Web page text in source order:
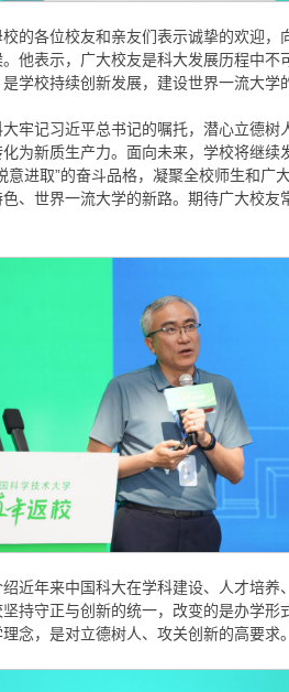
的各位校友和亲友们表示诚挚的欢迎，
他表示，广大校友是科大发展历程中不
学校持续创新发展，建设世界一流大学
牢记习近平总书记的嘱托，潜心立德树
为新质生产力。面向未来，学校将继续
意进取”的奋斗品格，凝聚全校师生和广
、世界一流大学的新路。期待广大校友
近年来中国科大在学科建设、人才培养
持守正与创新的统一，改变的是办学形
念，是对立德树人、攻关创新的高要求。